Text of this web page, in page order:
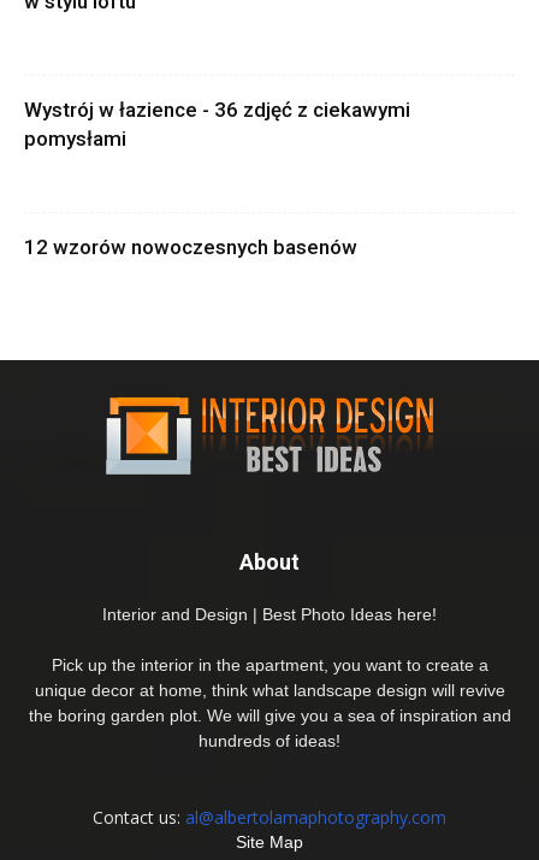
Wystrój w łazience - 36 zdjęć z ciekawymi
pomysłami
12 wzorów nowoczesnych basenów
About
Interior and Design | Best Photo Ideas here!
Pick up the interior in the apartment, you want to create a
unique decor at home, think what landscape design will revive
the boring garden plot. We will give you a sea of inspiration and
hundreds of ideas!
Contact us: al@albertolamaphotography.com
Site Map